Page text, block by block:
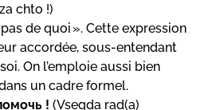
chto !)
pas de quoi ». Cette expression
accordée, sous-entendant
On l’emploie aussi bien
un cadre formel.
! (Vsegda rad(a)